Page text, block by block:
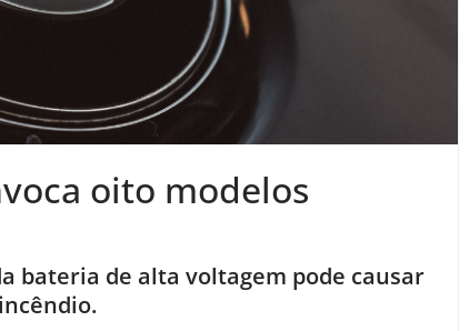
oito modelos
bateria de alta voltagem pode causar